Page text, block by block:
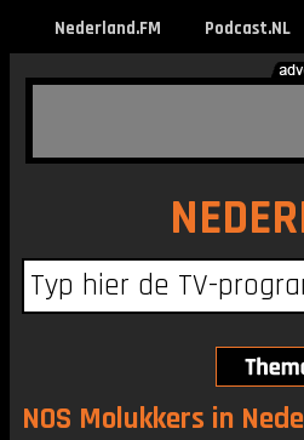
Nederland.FM Podcast.NL
NOS Molukkers in